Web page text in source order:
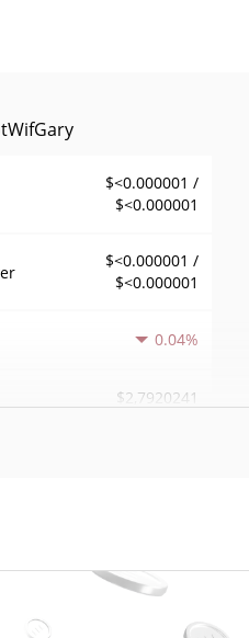
$<0.000001 /
$<0.000001
$<0.000001 /
$<0.000001
0.04%
$2,7920241
NotWifGary
$<0.000001 /